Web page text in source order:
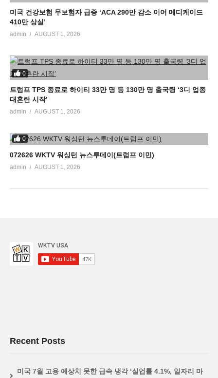
미국 건강보험 무보험자 급증 ‘ACA 290만 감소 이어 메디케이드
410만 상실’
admin AUGUST 1, 2026
0
트럼프 TPS 종료로 하이티 33만 명 등 130만 명 출국령 ‘3디 업종
대혼란 시작’
admin AUGUST 1, 2026
0
072626 WKTV 워싱턴 뉴스투데이(트럼프 이민)
admin AUGUST 1, 2026
Recent Posts
미국 7월 고용 예상치 못한 급속 냉각 ‘실업률 4.1%, 일자리 마